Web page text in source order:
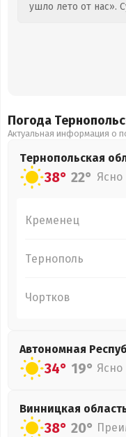
ушло лето от нас».
Погода
Актуальная информация о
Тернопольская
38° 22° Ясно
Кременец
Тернополь
Чортков
Автономная
34° 19° Ясно
Винницкая
38° 20°